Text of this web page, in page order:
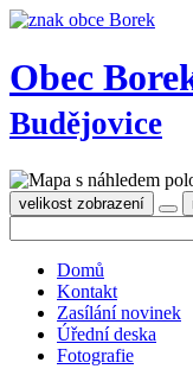
Obec
Budějovice
velikost zobrazení
Domů
Kontakt
Zasílání novinek
Úřední deska
Fotografie